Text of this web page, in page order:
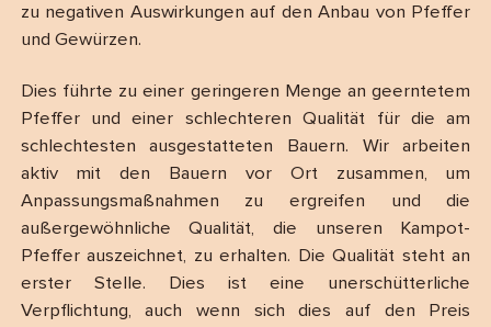
zu negativen Auswirkungen auf den Anbau von Pfeffer
und Gewürzen.
Dies führte zu einer geringeren Menge an geerntetem
Pfeffer und einer schlechteren Qualität für die am
schlechtesten ausgestatteten Bauern. Wir arbeiten
aktiv mit den Bauern vor Ort zusammen, um
Anpassungsmaßnahmen zu ergreifen und die
außergewöhnliche Qualität, die unseren Kampot-
Pfeffer auszeichnet, zu erhalten. Die Qualität steht an
erster Stelle. Dies ist eine unerschütterliche
Verpflichtung, auch wenn sich dies auf den Preis